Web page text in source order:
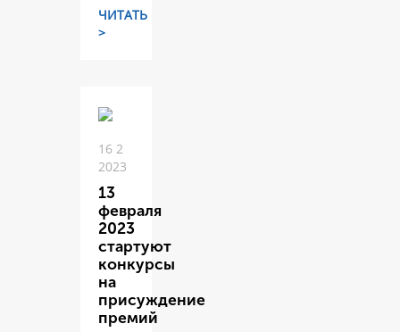
ЧИТАТЬ
>
16 2
2023
13
февраля
2023
стартуют
конкурсы
на
присуждение
премий